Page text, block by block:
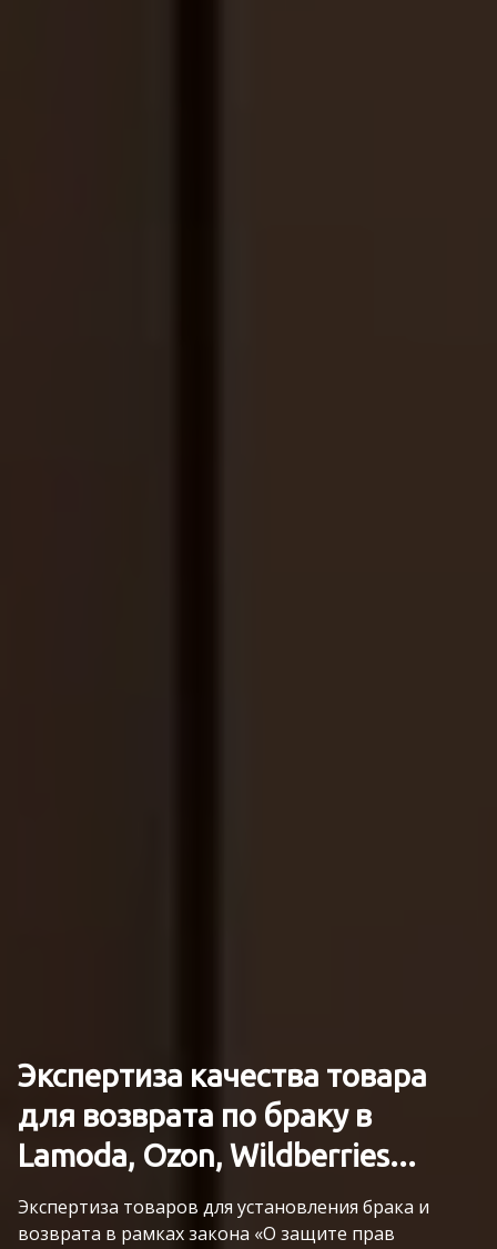
Экспертиза качества товара
для возврата по браку в
Lamoda, Ozon, Wildberries...
Экспертиза товаров для установления брака и
возврата в рамках закона «О защите прав